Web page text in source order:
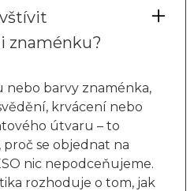
znaménku?
nebo barvy znaménka,
krvácení nebo
útvaru – to
se objednat na
nic nepodceňujeme.
rozhoduje o tom, jak